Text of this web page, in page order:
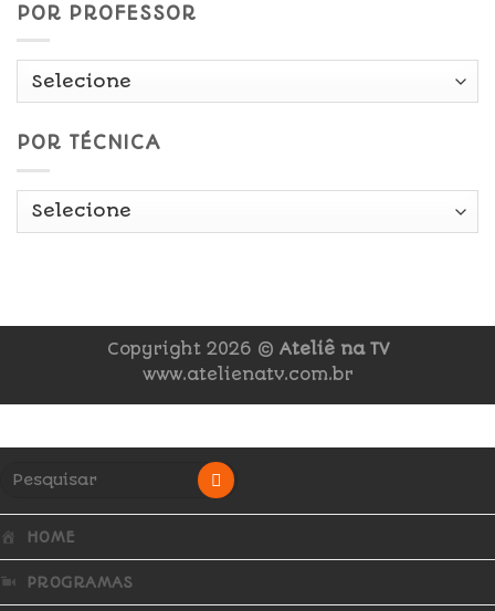
POR PROFESSOR
POR TÉCNICA
Copyright 2026 © Ateliê na TV
www.atelienatv.com.br
HOME
PROGRAMAS